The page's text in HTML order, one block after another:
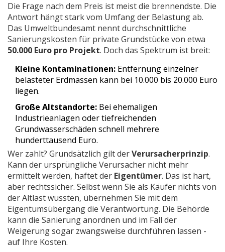
Die Frage nach dem Preis ist meist die brennendste. Die
Antwort hängt stark vom Umfang der Belastung ab.
Das Umweltbundesamt nennt durchschnittliche
Sanierungskosten für private Grundstücke von etwa
50.000 Euro pro Projekt. Doch das Spektrum ist breit:
Kleine Kontaminationen: Entfernung einzelner
belasteter Erdmassen kann bei 10.000 bis 20.000 Euro
liegen.
Große Altstandorte: Bei ehemaligen
Industrieanlagen oder tiefreichenden
Grundwasserschäden schnell mehrere
hunderttausend Euro.
Wer zahlt? Grundsätzlich gilt derVerursacherprinzip.
Kann der ursprüngliche Verursacher nicht mehr
ermittelt werden, haftet der Eigentümer. Das ist hart,
aber rechtssicher. Selbst wenn Sie als Käufer nichts von
der Altlast wussten, übernehmen Sie mit dem
Eigentumsübergang die Verantwortung. Die Behörde
kann die Sanierung anordnen und im Fall der
Weigerung sogar zwangsweise durchführen lassen -
auf Ihre Kosten.